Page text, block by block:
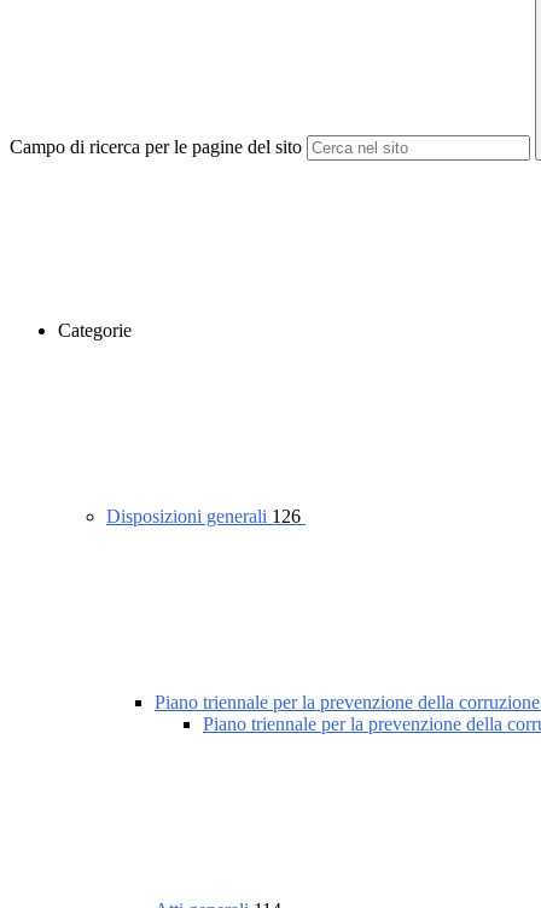
Campo di ricerca per le pagine del sito
Categorie
Disposizioni generali 126
Piano triennale per la prevenzione della
Piano triennale per la prevenzione della